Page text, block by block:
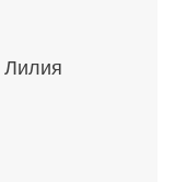
Лилия